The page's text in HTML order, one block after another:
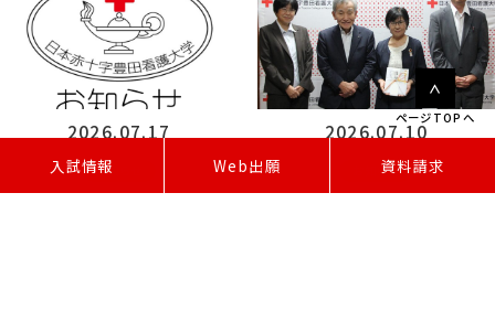
入試情報 Web出願 資料請求
2026.07.17
お知らせ
2026.07.10
お知らせ
ページTOPへ